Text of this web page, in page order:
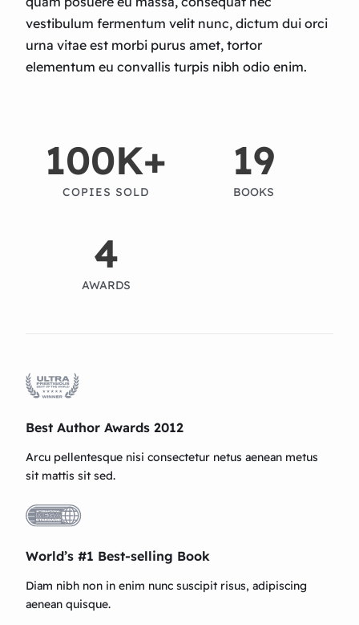
vestibulum fermentum velit nunc, dictum dui orci
urna vitae est morbi purus amet, tortor
elementum eu convallis turpis nibh odio enim.
100K+
COPIES SOLD
19
BOOKS
4
AWARDS
Best Author Awards 2012
Arcu pellentesque nisi consectetur netus aenean metus
sit mattis sit sed.
World’s #1 Best-selling Book
Diam nibh non in enim nunc suscipit risus, adipiscing
aenean quisque.